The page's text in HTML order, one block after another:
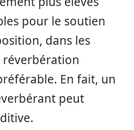
pour le soutien
dans les
réverbération
En fait, un
peut